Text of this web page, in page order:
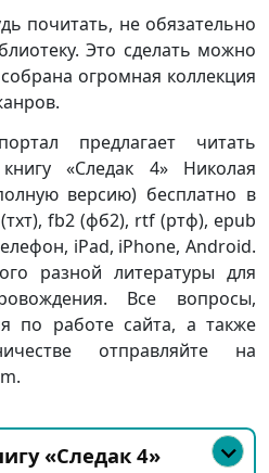
почитать, не обязательно
Это сделать можно
огромная коллекция
предлагает читать
«Следак 4» Николая
версию) бесплатно в
fb2 (фб2), rtf (ртф), epub
iPad, iPhone, Android.
разной литературы для
Все вопросы,
по работе сайта, а также
отправляйте на
«Следак 4»